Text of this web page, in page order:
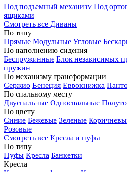
Под подъемный механизм Под
ящиками
Смотреть все Диваны
По типу
Прямые Модульные Угловые
По наполнению сидения
Беспружинные Блок независимых
пружин
По механизму трансформации
Сержио Венеция Еврокнижка
По спальному месту
Двуспальные Односпальные
По цвету
Синие Бежевые Зеленые
Розовые
Смотреть все Кресла и пуфы
По типу
Пуфы Кресла Банкетки
Кресла